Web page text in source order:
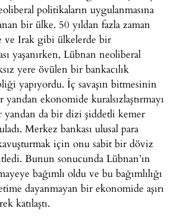
politikaların uygulanmasına
bir ülke. 50 yıldan fazla zaman
ve Irak gibi ülkelerde bir
yaşanırken, Lübnan neoliberal
yere övülen bir bankacılık
yapıyordu. İç savaşın bitmesinin
ekonomide kuralsızlaştırmayı
yandan da bir dizi şiddetli kemer
Merkez bankası ulusal para
için onu sabit bir döviz
Bunun sonucunda Lübnan’ın
bağımlı oldu ve bu bağımlılığı
dayanmayan bir ekonomide aşırı
katılaştı.